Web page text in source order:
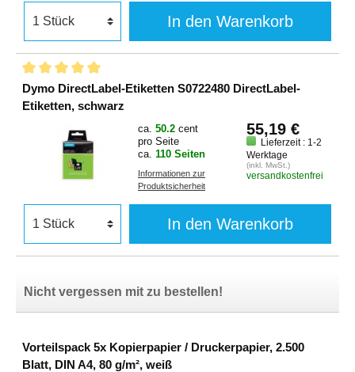
In den Warenkorb
Dymo DirectLabel-Etiketten S0722480 DirectLabel-
Etiketten, schwarz
ca. 50.2 cent
pro Seite
ca. 110 Seiten
Informationen zur
Produktsicherheit
55,19 €
Lieferzeit : 1-2
Werktage
(inkl. MwSt.)
versandkostenfrei
In den Warenkorb
Nicht vergessen mit zu bestellen!
Vorteilspack 5x Kopierpapier / Druckerpapier, 2.500
Blatt, DIN A4, 80 g/m², weiß